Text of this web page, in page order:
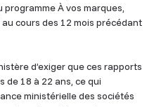
À vos marques,
cours des 12 mois précédant
d’exiger que ces rapports
de 18 à 22 ans, ce qui
ministérielle des sociétés